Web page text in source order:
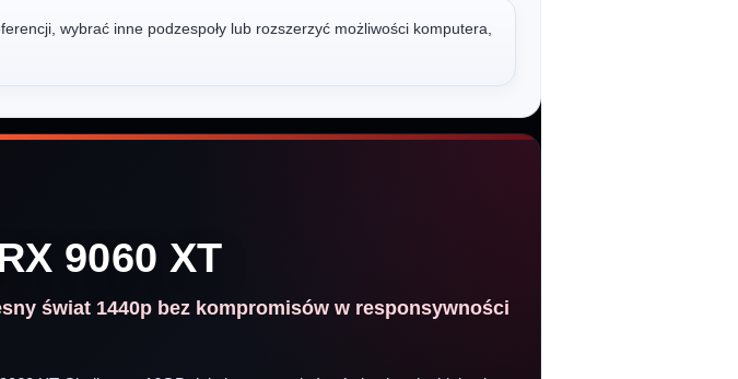
wybrać inne podzespoły lub rozszerzyć możliwości komputera,
9060 XT
świat 1440p bez kompromisów w responsywności